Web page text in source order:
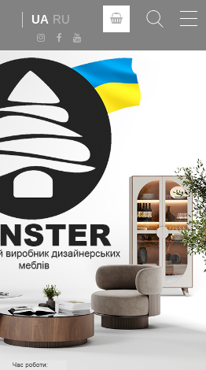
UA RU